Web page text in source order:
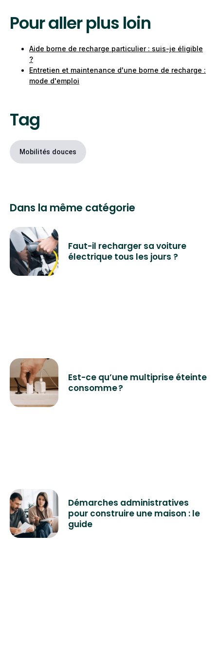
équipement est plus couteux, car il implique de
créer une tranchée pour enterrer une partie du
système électrique.
locataires. C’est alors au propriétaire d’engager
les démarches auprès du syndic pour faire
Pour aller plus loin
Aide borne de recharge particulier : suis-je éligible
?
Entretien et maintenance d'une borne de recharge :
mode d'emploi
Tag
Mobilités douces
Dans la même catégorie
Faut-il recharger sa voiture
électrique tous les jours ?
Est-ce qu’une multiprise éteinte
consomme ?
Démarches administratives
pour construire une maison : le
guide